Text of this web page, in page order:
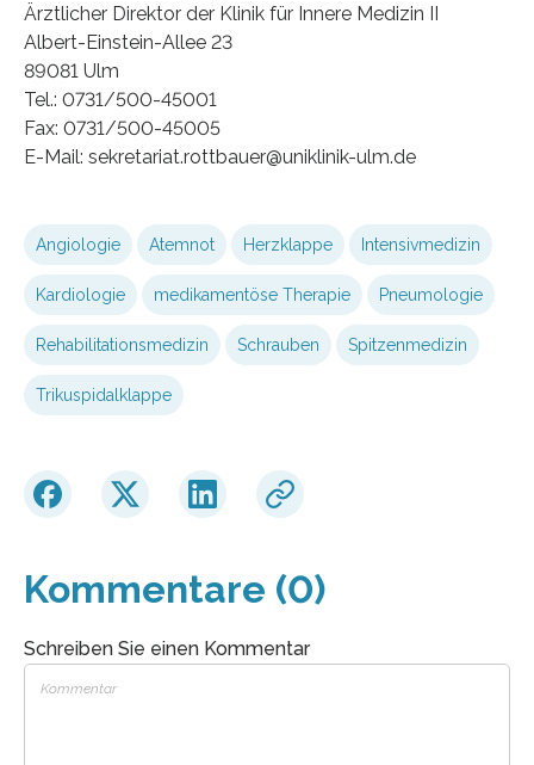
Ärztlicher Direktor der Klinik für Innere Medizin II
Albert-Einstein-Allee 23
89081 Ulm
Tel.: 0731/500-45001
Fax: 0731/500-45005
E-Mail: sekretariat.rottbauer@uniklinik-ulm.de
Angiologie Atemnot Herzklappe Intensivmedizin
Kardiologie medikamentöse Therapie Pneumologie
Rehabilitationsmedizin Schrauben Spitzenmedizin
Trikuspidalklappe
Kommentare (0)
Schreiben Sie einen Kommentar